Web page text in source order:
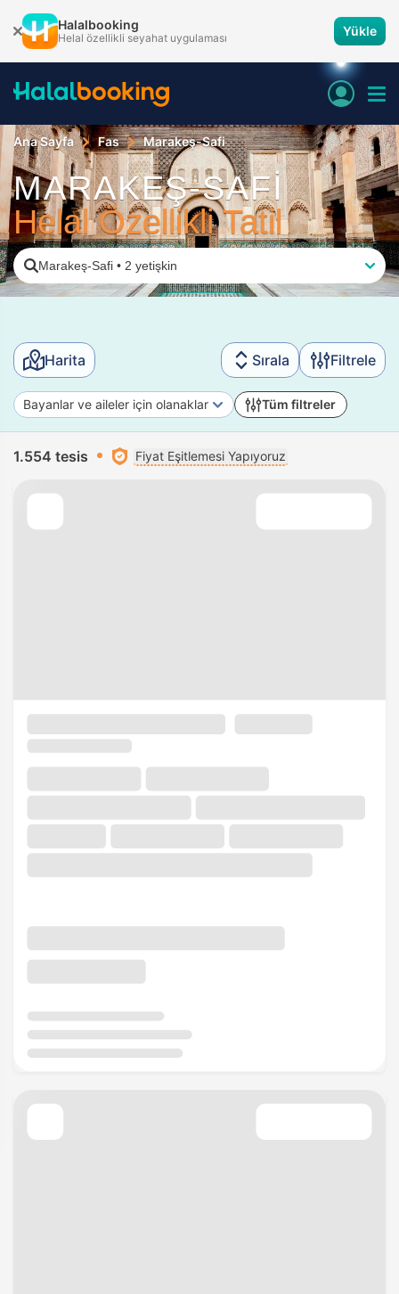
Halalbooking
Helal özellikli seyahat uygulaması Yükle
Ana Sayfa Fas Marakeş-Safi
MARAKEŞ-SAFİ
Helal Özellikli Tatil
Marakeş-Safi • 2 yetişkin
Harita Sırala Filtrele
Bayanlar ve aileler için olanaklar Tüm filtreler
1.554 tesis Fiyat Eşitlemesi Yapıyoruz